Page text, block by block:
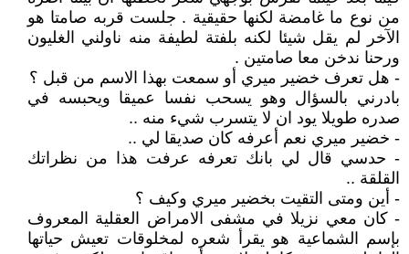
من نوع ما غامضة لكنها حقيقية . جلست قربه صامتا هو
الآخر لم يقل شيئا لكنه بلفتة لطيفة منه ناولني الغليون
ورحنا ندخن معا صامتين .
- هل تعرف خضير ميري أو سمعت بهذا الاسم من قبل ؟
بادرني بالسؤال وهو يسحب نفسا عميقا ويحبسه في
صدره طويلا يود ان لا يتسرب شيء منه ..
- خضير ميري نعم أعرفه كان صديقا لي ..
- حدسي قال لي بانك تعرفه عرفت هذا من نظراتك
القلقة ..
- أين ومتى التقيت بخضير ميري وكيف ؟
- كان معي نزيلا في مشفى الامراض العقلية المعروف
بإسم الشماعية هو يقرأ شعره لمخلوقات تعيش حياتها